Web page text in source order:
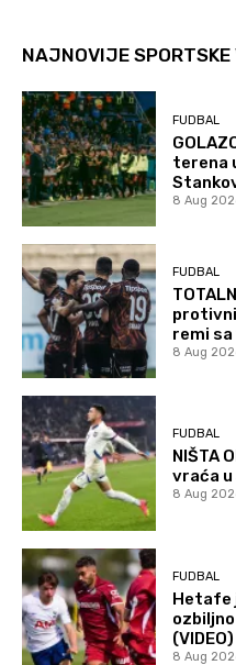
NAJNOVIJE SPORTSKE
FUDBAL
terena
8 Aug
FUDBAL
remi sa
8 Aug
FUDBAL
NIŠTA
vraća u
8 Aug
FUDBAL
Hetafe
(VIDEO)
8 Aug